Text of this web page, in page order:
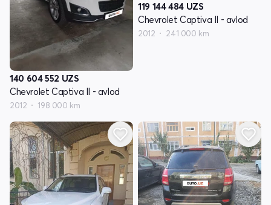
140 604 552 UZS
Chevrolet Captiva II - avlod
2012 198 000 km
119 144 484 UZS
Chevrolet Captiva II - avlod
2012 241 000 km